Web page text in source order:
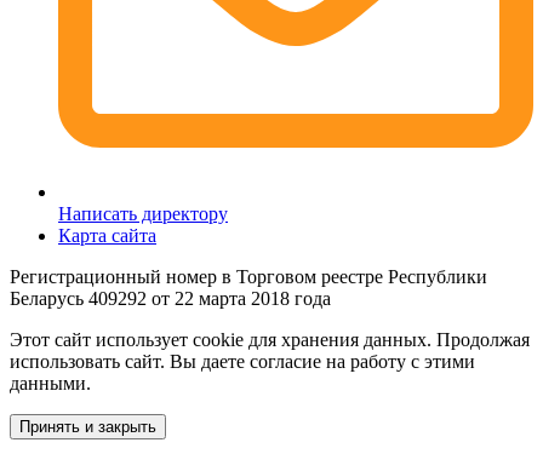
Написать директору
Карта сайта
Регистрационный номер в Торговом реестре Республики
Беларусь 409292 от 22 марта 2018 года
Этот сайт использует cookie для хранения данных. Продолжая
использовать сайт. Вы даете согласие на работу с этими
данными.
Принять и закрыть